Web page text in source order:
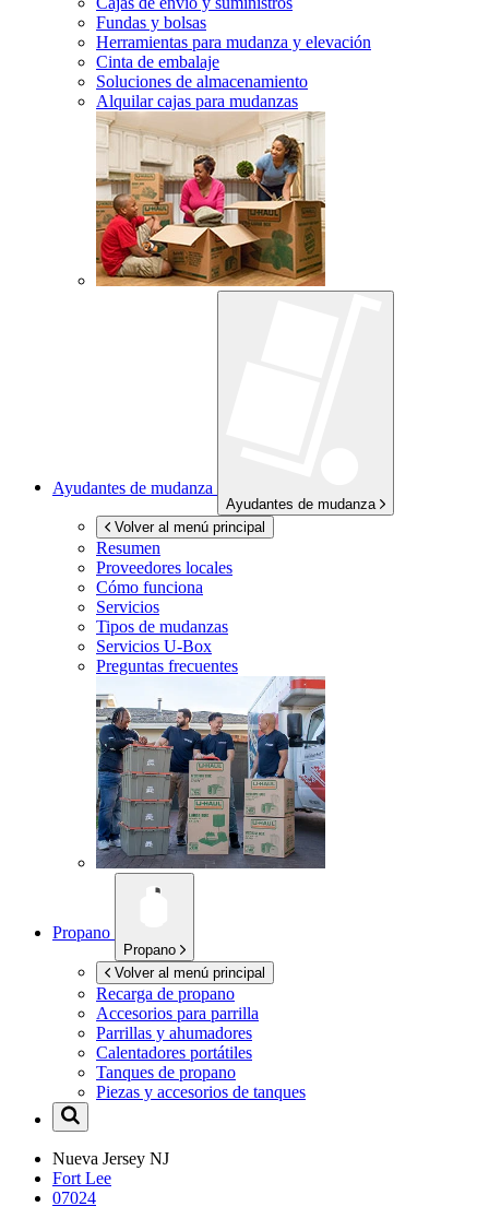
Fundas y bolsas
Herramientas para mudanza y elevación
Cinta de embalaje
Soluciones de almacenamiento
Alquilar cajas para mudanzas
Ayudantes de mudanza
Ayudantes de mudanza
Volver al menú principal
Resumen
Proveedores locales
Cómo funciona
Servicios
Tipos de mudanzas
Servicios U-Box
Preguntas frecuentes
Propano
Propano
Volver al menú principal
Recarga de propano
Accesorios para parrilla
Parrillas y ahumadores
Calentadores portátiles
Tanques de propano
Piezas y accesorios de tanques
Nueva Jersey NJ
Fort Lee
07024